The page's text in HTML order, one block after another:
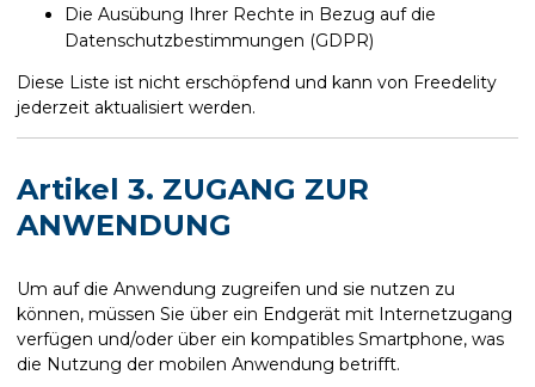
Die Ausübung Ihrer Rechte in Bezug auf die
Datenschutzbestimmungen (GDPR)
Diese Liste ist nicht erschöpfend und kann von Freedelity
jederzeit aktualisiert werden.
Artikel 3. ZUGANG ZUR
ANWENDUNG
Um auf die Anwendung zugreifen und sie nutzen zu
können, müssen Sie über ein Endgerät mit Internetzugang
verfügen und/oder über ein kompatibles Smartphone, was
die Nutzung der mobilen Anwendung betrifft.